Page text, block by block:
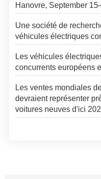
Hanovre, September
Une société de
véhicules électriques
Les véhicules
concurrents européens
Les ventes mondiales
devraient représenter
voitures neuves d'ici